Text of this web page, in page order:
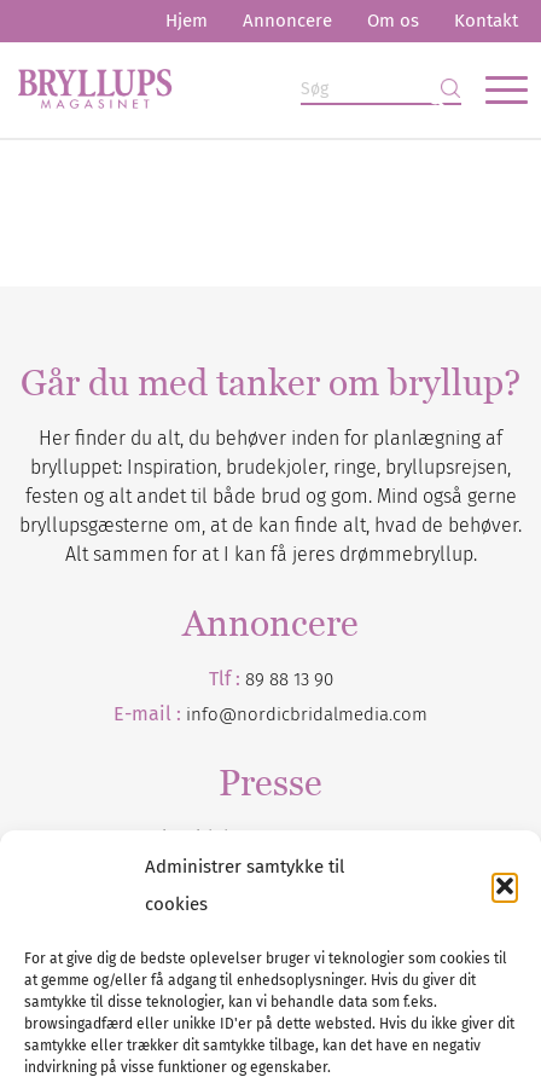
Administrer samtykke til
cookies
For at give dig de bedste oplevelser bruger vi teknologier som cookies til
at gemme og/eller få adgang til enhedsoplysninger. Hvis du giver dit
samtykke til disse teknologier, kan vi behandle data som f.eks.
browsingadfærd eller unikke ID'er på dette websted. Hvis du ikke giver dit
samtykke eller trækker dit samtykke tilbage, kan det have en negativ
indvirkning på visse funktioner og egenskaber.
Hjem Annoncere Om os Kontakt
Går du med tanker om bryllup?
Her finder du alt, du behøver inden for planlægning af
brylluppet: Inspiration, brudekjoler, ringe, bryllupsrejsen,
festen og alt andet til både brud og gom. Mind også gerne
bryllupsgæsterne om, at de kan finde alt, hvad de behøver.
Alt sammen for at I kan få jeres drømmebryllup.
Annoncere
Tlf : 89 88 13 90
E-mail : info@nordicbridalmedia.com
Presse
Tilmeld dig vores
Tel :89 88 13 90
E-post:info@nordicbridalmedia.com
Nordic Bridal Media